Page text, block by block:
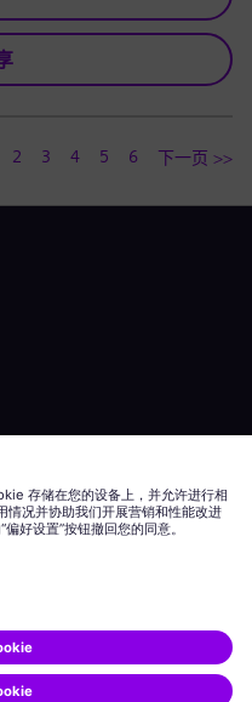
2 3 4 5 6 下一页 >>
的商标。